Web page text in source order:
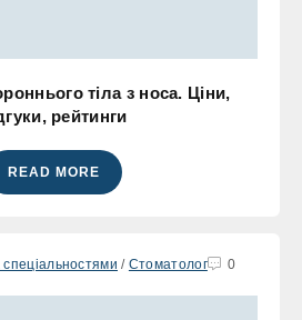
тіла з носа. Ціни,
рейтинги
READ MORE
спеціальностями / Стоматолог 0